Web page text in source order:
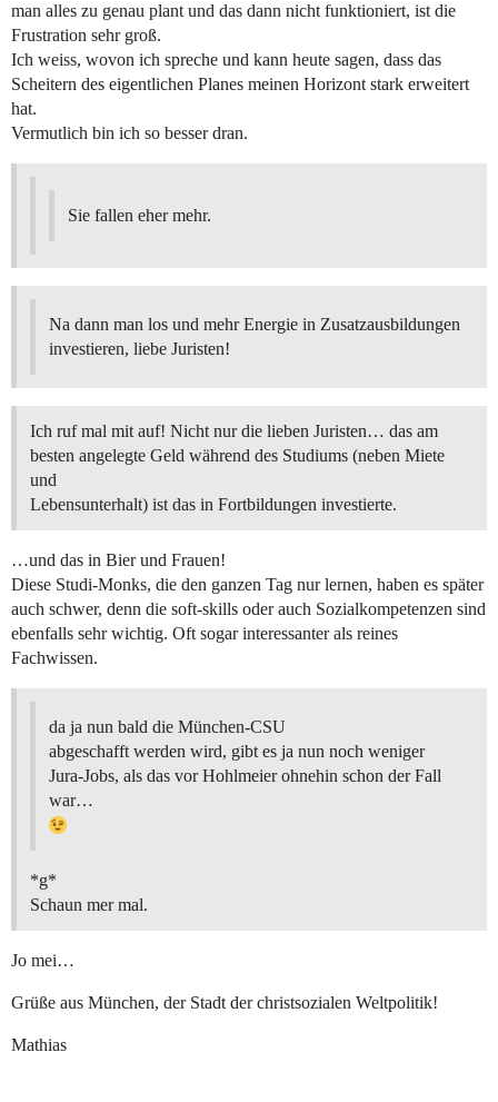
man alles zu genau plant und das dann nicht funktioniert, ist die
Frustration sehr groß.
Ich weiss, wovon ich spreche und kann heute sagen, dass das
Scheitern des eigentlichen Planes meinen Horizont stark erweitert
hat.
Vermutlich bin ich so besser dran.
Sie fallen eher mehr.
Na dann man los und mehr Energie in Zusatzausbildungen
investieren, liebe Juristen!
Ich ruf mal mit auf! Nicht nur die lieben Juristen… das am
besten angelegte Geld während des Studiums (neben Miete
und
Lebensunterhalt) ist das in Fortbildungen investierte.
…und das in Bier und Frauen!
Diese Studi-Monks, die den ganzen Tag nur lernen, haben es später
auch schwer, denn die soft-skills oder auch Sozialkompetenzen sind
ebenfalls sehr wichtig. Oft sogar interessanter als reines
Fachwissen.
da ja nun bald die München-CSU
abgeschafft werden wird, gibt es ja nun noch weniger
Jura-Jobs, als das vor Hohlmeier ohnehin schon der Fall
war…
*g*
Schaun mer mal.
Jo mei…
Grüße aus München, der Stadt der christsozialen Weltpolitik!
Mathias